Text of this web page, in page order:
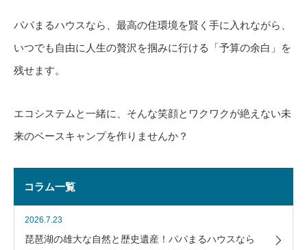
パパまるハウスなら、最高の住環境を賢く手に入れながら、
いつでも自由に人生の贅沢を掴みに行ける「予算の余白」を
残せます。
エコシステムと一緒に、そんな笑顔とワクワクが絶えない未
来のベースキャンプを作りませんか？
コラム一覧
2026.7.23
琵琶湖の雄大な自然と歴史遺産！パパまるハウスなら